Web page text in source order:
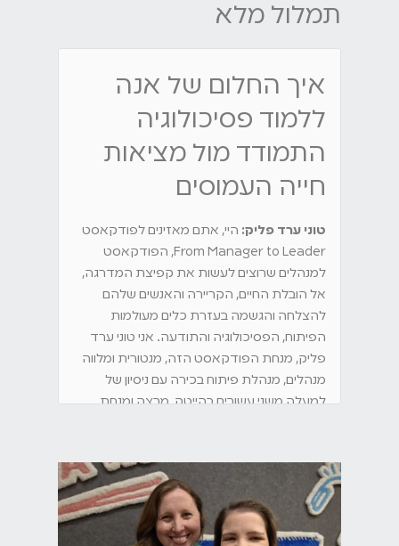
תמלול מלא
איך החלום של אנה
ללמוד פסיכולוגיה
התמודד מול מציאות
חייה העמוסים
טוני ערד פליק: היי, אתם מאזינים לפודקאסט
From Manager to Leader, הפודקאסט
למנהלים שרוצים לעשות את קפיצת המדרגה,
אל הובלת החיים, הקריירה והאנשים שלהם
להצלחה והגשמה בעזרת כלים מעולמות
הפיתוח, הפסיכולוגיה והתודעה. אני טוני ערד
פליק, מנחת הפודקאסט הזה, מנטורית ומלווה
מנהלים, מנהלת פיתוח בכירה עם ניסיון של
למעלה משני עשורים בהייטק, מרצה ומנחת
להשפיע ולייצר הצלחות, וגם לחיות את החיים
האלה בטוב, למצוא את האיזון וליהנות מהדרך,
הגעתם למקום הנכון.
טוני ערד פליק:היי מנהלים ומנהלות יקרות,